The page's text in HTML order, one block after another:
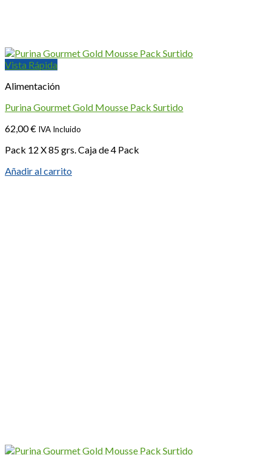
Vista Rápida
Alimentación
Purina Gourmet Gold Mousse Pack Surtido
62,00€ IVA Incluido
Pack 12 X 85 grs. Caja de 4 Pack
Añadir al carrito